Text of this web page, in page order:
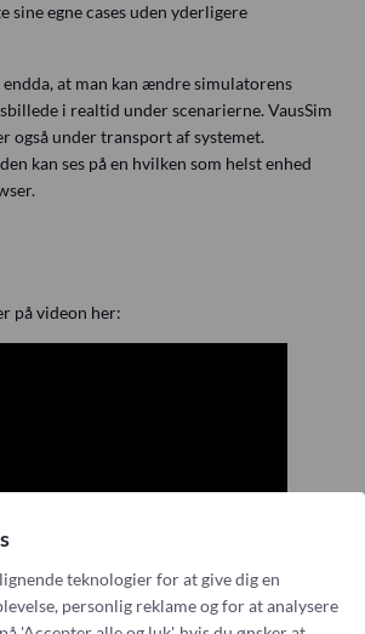
sine egne cases uden yderligere
at man kan ændre simulatorens
i realtid under scenarierne. VausSim
også under transport af systemet.
kan ses på en hvilken som helst enhed
på videon her:
teknologier for at give dig en
personlig reklame og for at analysere